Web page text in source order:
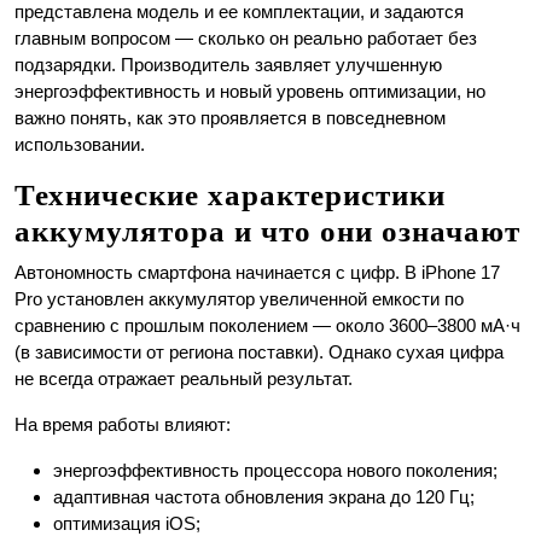
представлена модель и ее комплектации, и задаются
главным вопросом — сколько он реально работает без
подзарядки. Производитель заявляет улучшенную
энергоэффективность и новый уровень оптимизации, но
важно понять, как это проявляется в повседневном
использовании.
Технические характеристики
аккумулятора и что они означают
Автономность смартфона начинается с цифр. В iPhone 17
Pro установлен аккумулятор увеличенной емкости по
сравнению с прошлым поколением — около 3600–3800 мА·ч
(в зависимости от региона поставки). Однако сухая цифра
не всегда отражает реальный результат.
На время работы влияют:
энергоэффективность процессора нового поколения;
адаптивная частота обновления экрана до 120 Гц;
оптимизация iOS;